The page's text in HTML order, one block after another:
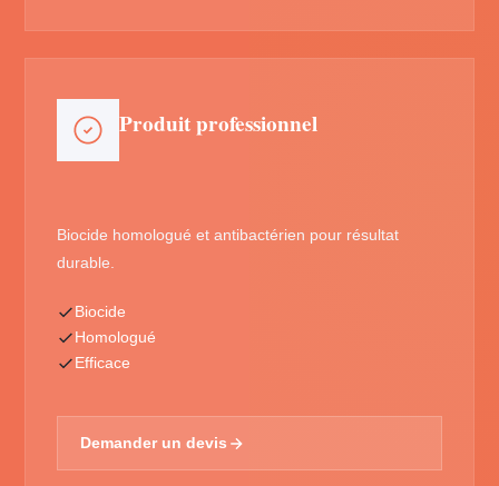
Produit professionnel
Biocide homologué et antibactérien pour résultat
durable.
Biocide
Homologué
Efficace
Demander un devis